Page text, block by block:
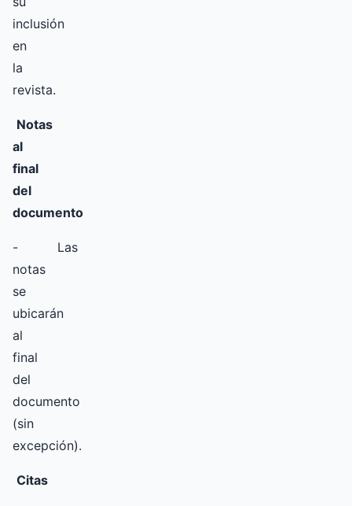
inclusión
en
la
revista.
Notas
al
final
del
documento
- Las
notas
se
ubicarán
al
final
del
documento
(sin
excepción).
Citas